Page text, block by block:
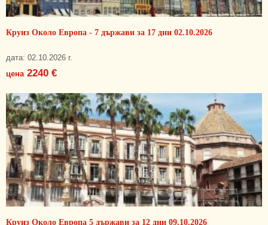
Круиз Около Европа - 7 държави за 17 дни 02.10.2026
дата: 02.10.2026 г.
цена2240 €
Круиз Около Европа 5 държави за 12 дни 09.10.2026